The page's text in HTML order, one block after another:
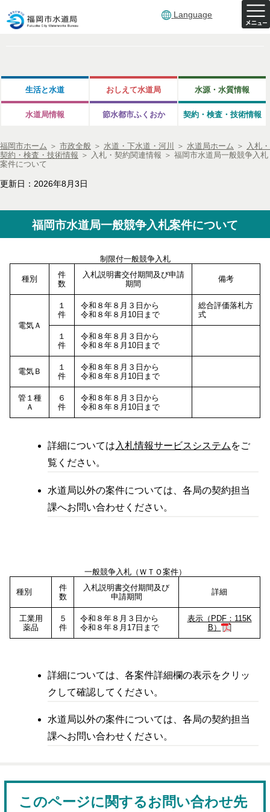
Language
生活と水道 おしえて水道局 水源・水質情報
水道局情報 節水都市ふくおか 契約・検査・技術情報
福岡市ホーム ＞ 市政全般 ＞ 水道・下水道・河川 ＞ 水道局ホーム ＞ 入札・
契約・検査・技術情報 ＞ 入札・契約関連情報 ＞ 福岡市水道局一般競争入札
案件について
更新日：2026年8月3日
福岡市水道局一般競争入札案件について
制限付一般競争入札
種別
件
数
入札説明書交付期間及び申請
期間
備考
電気Ａ
１
件
令和８年８月３日から
令和８年８月10日まで
総合評価落札方
式
１
件
令和８年８月３日から
令和８年８月10日まで
電気Ｂ
１
件
令和８年８月３日から
令和８年８月10日まで
管１種
Ａ
６
件
令和８年８月３日から
令和８年８月10日まで
詳細については 入札情報サービスシステム をご
覧ください。
水道局以外の案件については、各局の契約担当
課へお問い合わせください。
一般競争入札（ＷＴＯ案件）
種別
件
数
入札説明書交付期間及び
申請期間
詳細
工業用
薬品
５
件
令和８年８月３日から
令和８年８月17日まで
表示（PDF：115K
B）
詳細については、各案件詳細欄の表示をクリッ
クして確認してください。
水道局以外の案件については、各局の契約担当
課へお問い合わせください。
このページに関するお問い合わせ先